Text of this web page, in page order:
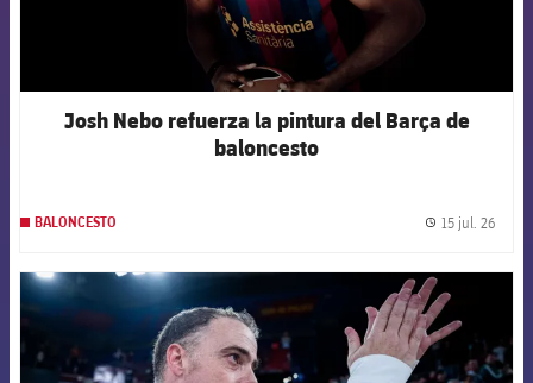
Josh Nebo refuerza la pintura del Barça de
baloncesto
BALONCESTO 15 jul. 26
FCB Barcelona badge